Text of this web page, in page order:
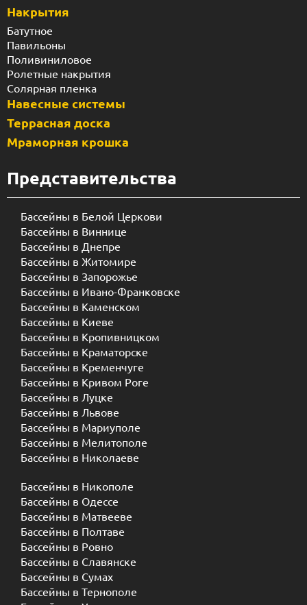
Накрытия
Батутное
Павильоны
Поливиниловое
Ролетные накрытия
Солярная пленка
Навесные системы
Террасная доска
Мраморная крошка
Представительства
Бассейны в Белой Церкови
Бассейны в Виннице
Бассейны в Днепре
Бассейны в Житомире
Бассейны в Запорожье
Бассейны в Ивано-Франковске
Бассейны в Каменском
Бассейны в Киеве
Бассейны в Кропивницком
Бассейны в Краматорске
Бассейны в Кременчуге
Бассейны в Кривом Роге
Бассейны в Луцке
Бассейны в Львове
Бассейны в Мариуполе
Бассейны в Мелитополе
Бассейны в Николаеве
Бассейны в Никополе
Бассейны в Одессе
Бассейны в Матвееве
Бассейны в Полтаве
Бассейны в Ровно
Бассейны в Славянске
Бассейны в Сумах
Бассейны в Тернополе